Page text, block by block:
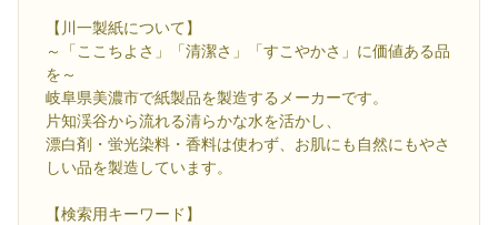
【川一製紙について】
～「ここちよさ」「清潔さ」「すこやかさ」に価値ある品
を～
岐阜県美濃市で紙製品を製造するメーカーです。
片知渓谷から流れる清らかな水を活かし、
漂白剤・蛍光染料・香料は使わず、お肌にも自然にもやさ
しい品を製造しています。
【検索用キーワード】